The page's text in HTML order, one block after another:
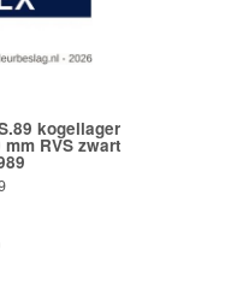
kogellager
RVS zwart